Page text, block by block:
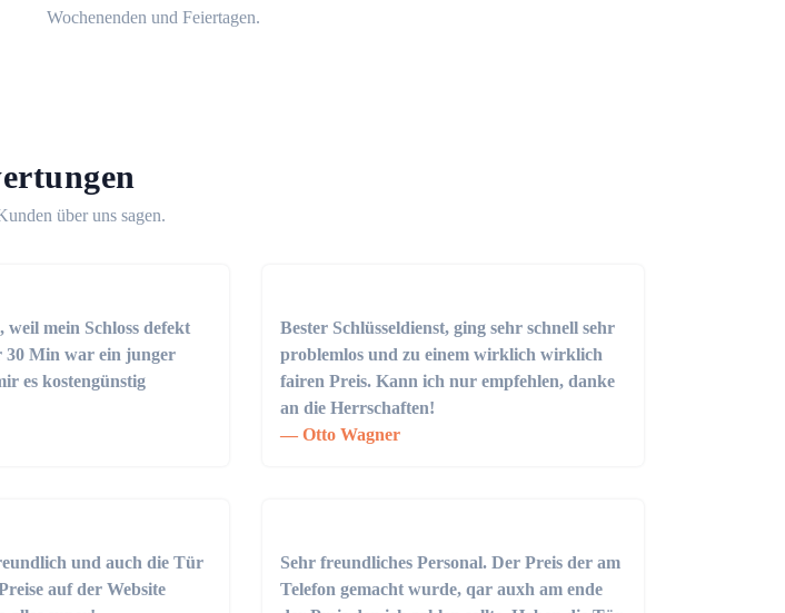
Wochenenden und Feiertagen.
über uns sagen.
weil mein Schloss defekt
30 Min war ein junger
es kostengünstig
Bester Schlüsseldienst, ging sehr schnell sehr
problemlos und zu einem wirklich wirklich
fairen Preis. Kann ich nur empfehlen, danke
an die Herrschaften!
Otto Wagner
und auch die Tür
auf der Website
Sehr freundliches Personal. Der Preis der am
Telefon gemacht wurde, qar auxh am ende